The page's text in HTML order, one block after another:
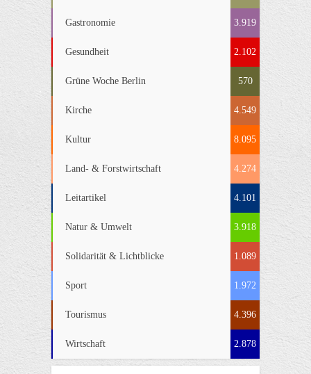
Gastronomie 3.919
Gesundheit 2.102
Grüne Woche Berlin 570
Kirche 4.549
Kultur 8.095
Land- & Forstwirtschaft 4.274
Leitartikel 4.101
Natur & Umwelt 3.918
Solidarität & Lichtblicke 1.089
Sport 1.972
Tourismus 4.396
Wirtschaft 2.878